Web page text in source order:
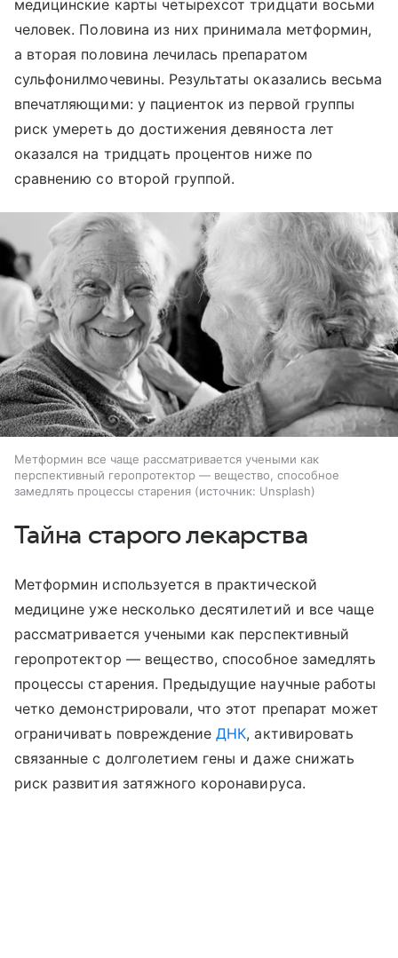
медицинские карты четырехсот тридцати восьми
человек. Половина из них принимала метформин,
а вторая половина лечилась препаратом
сульфонилмочевины. Результаты оказались весьма
впечатляющими: у пациенток из первой группы
риск умереть до достижения девяноста лет
оказался на тридцать процентов ниже по
сравнению со второй группой.
Метформин все чаще рассматривается учеными как
перспективный геропротектор — вещество, способное
замедлять процессы старения
источник: Unsplash
Тайна старого лекарства
Метформин используется в практической
медицине уже несколько десятилетий и все чаще
рассматривается учеными как перспективный
геропротектор — вещество, способное замедлять
процессы старения. Предыдущие научные работы
четко демонстрировали, что этот препарат может
ограничивать повреждениеДНК, активировать
связанные с долголетием гены и даже снижать
риск развития затяжного коронавируса.